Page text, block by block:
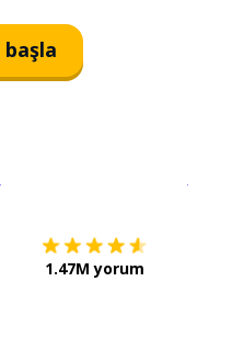
başla
1.47M yorum